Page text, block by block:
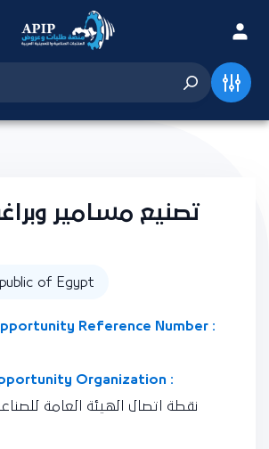
تصنيع مسامير
of Egypt
Reference Number :
Organization :
نقطة اتصال الهيئة العامة